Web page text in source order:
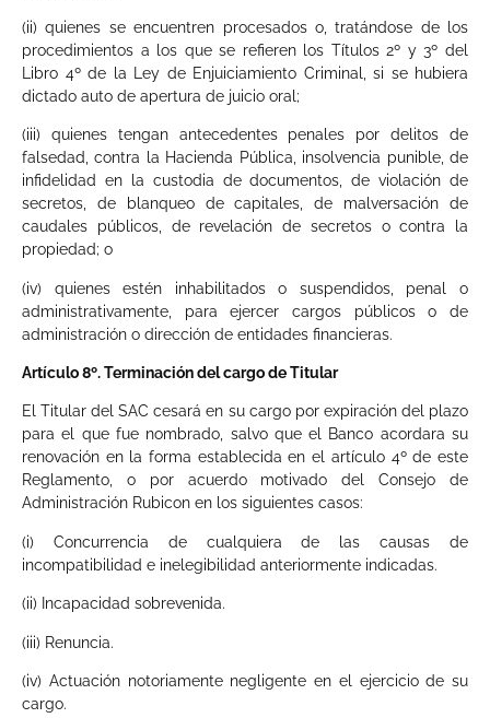
(ii) quienes se encuentren procesados o, tratándose de los
procedimientos a los que se refieren los Títulos 2º y 3º del
Libro 4º de la Ley de Enjuiciamiento Criminal, si se hubiera
dictado auto de apertura de juicio oral;
(iii) quienes tengan antecedentes penales por delitos de
falsedad, contra la Hacienda Pública, insolvencia punible, de
infidelidad en la custodia de documentos, de violación de
secretos, de blanqueo de capitales, de malversación de
caudales públicos, de revelación de secretos o contra la
propiedad; o
(iv) quienes estén inhabilitados o suspendidos, penal o
administrativamente, para ejercer cargos públicos o de
administración o dirección de entidades financieras.
Artículo 8º. Terminación del cargo de Titular
El Titular del SAC cesará en su cargo por expiración del plazo
para el que fue nombrado, salvo que el Banco acordara su
renovación en la forma establecida en el artículo 4º de este
Reglamento, o por acuerdo motivado del Consejo de
Administración Rubicon en los siguientes casos:
(i) Concurrencia de cualquiera de las causas de
incompatibilidad e inelegibilidad anteriormente indicadas.
(ii) Incapacidad sobrevenida.
(iii) Renuncia.
(iv) Actuación notoriamente negligente en el ejercicio de su
cargo.